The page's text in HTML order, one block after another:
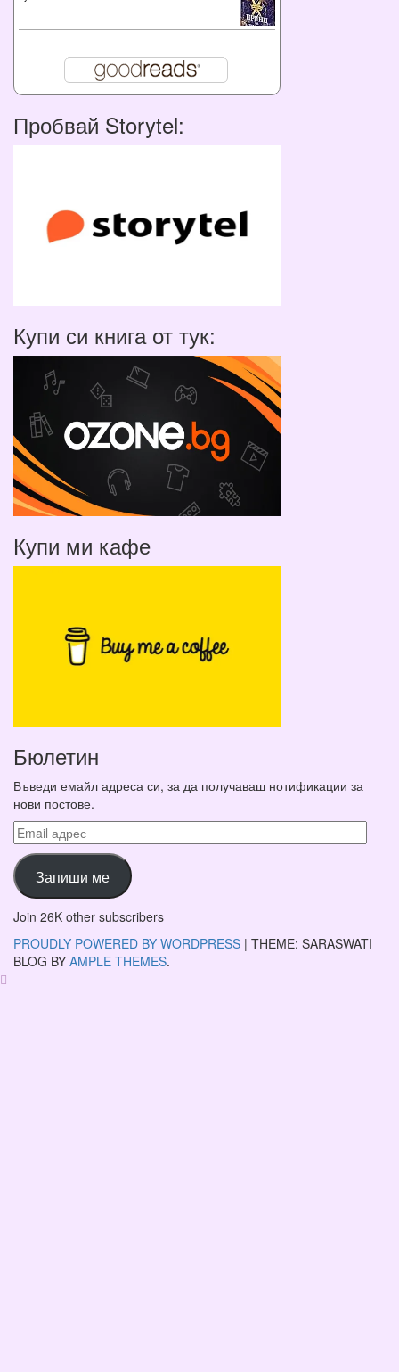
Пробвай Storytel:
Купи си книга от тук:
Купи ми кафе
Бюлетин
Въведи емайл адреса си, за да получаваш нотификации за
нови постове.
Email
адрес
Запиши ме
Join 26K other subscribers
PROUDLY POWERED BY WORDPRESS | THEME: SARASWATI
BLOG BY AMPLE THEMES.